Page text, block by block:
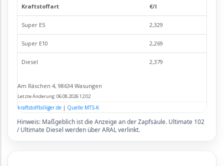
Hinweis: Maßgeblich ist die Anzeige an der Zapfsäule. Ultimate 102
/ Ultimate Diesel werden über ARAL verlinkt.